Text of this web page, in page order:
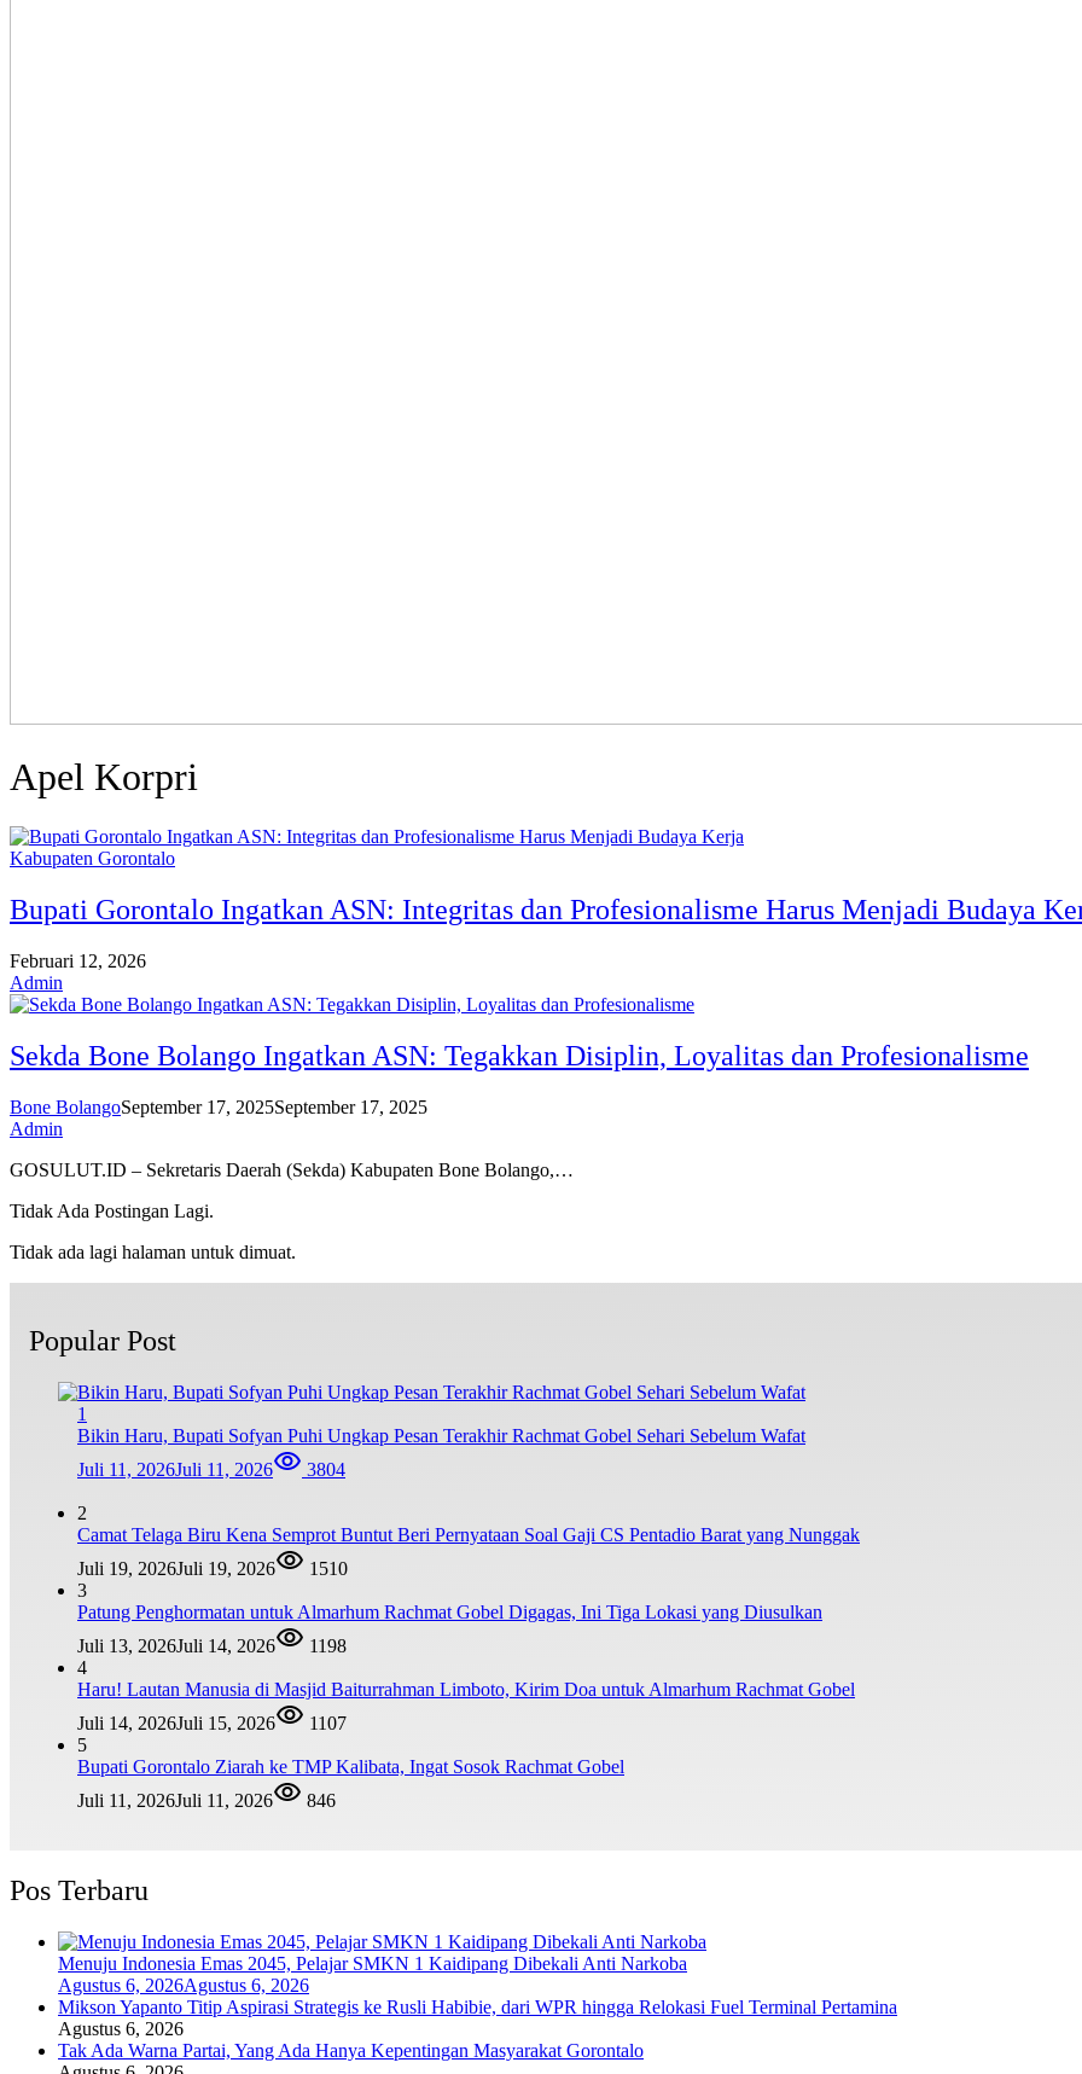
Apel Korpri
Kabupaten Gorontalo
Bupati Gorontalo Ingatkan ASN: Integritas dan Profesionalisme Harus Menjadi Budaya
Februari 12, 2026
Admin
Sekda Bone Bolango Ingatkan ASN: Tegakkan Disiplin, Loyalitas dan Profesionalisme
Bone BolangoSeptember 17, 2025September 17, 2025
Admin
GOSULUT.ID – Sekretaris Daerah (Sekda) Kabupaten Bone Bolango,…
Tidak Ada Postingan Lagi.
Tidak ada lagi halaman untuk dimuat.
Popular Post
1
Bikin Haru, Bupati Sofyan Puhi Ungkap Pesan Terakhir Rachmat Gobel Sehari Sebelum Wafat
Juli 11, 2026Juli 11, 2026 3804
2
Camat Telaga Biru Kena Semprot Buntut Beri Pernyataan Soal Gaji CS Pentadio Barat yang Nunggak
Juli 19, 2026Juli 19, 2026
1510
3
Patung Penghormatan untuk Almarhum Rachmat Gobel Digagas, Ini Tiga Lokasi yang Diusulkan
Juli 13, 2026Juli 14, 2026
1198
4
Haru! Lautan Manusia di Masjid Baiturrahman Limboto, Kirim Doa untuk Almarhum Rachmat Gobel
Juli 14, 2026Juli 15, 2026
1107
5
Bupati Gorontalo Ziarah ke TMP Kalibata, Ingat Sosok Rachmat Gobel
Juli 11, 2026Juli 11, 2026 846
Pos Terbaru
Menuju Indonesia Emas 2045, Pelajar SMKN 1 Kaidipang Dibekali Anti Narkoba
Agustus 6, 2026Agustus 6, 2026
Mikson Yapanto Titip Aspirasi Strategis ke Rusli Habibie, dari WPR hingga Relokasi Fuel Terminal Pertamina
Agustus 6, 2026
Tak Ada Warna Partai, Yang Ada Hanya Kepentingan Masyarakat Gorontalo